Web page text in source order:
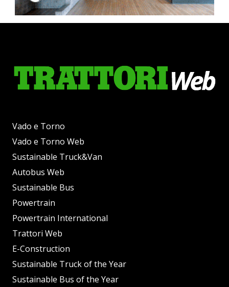
Vado e Torno
Vado e Torno Web
Sustainable Truck&Van
Autobus Web
Sustainable Bus
Powertrain
Powertrain International
Trattori Web
E-Construction
Sustainable Truck of the Year
Sustainable Bus of the Year